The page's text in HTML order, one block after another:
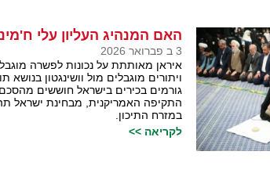
האם המנהיג העליון עלי
3 ב פברואר 2026
איראן מאותתת על נכונות לפשרה
ויתורים מוגבלים מול וושינגטון בנושא
גורמים בכירים בישראל חוששים
התקיפה האמריקנית, מבחינת ישראל
במזרח התיכון.
לקריאה >>